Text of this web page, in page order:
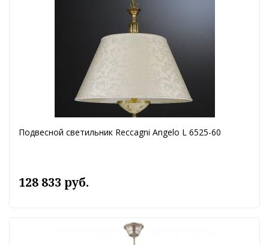
Подвесной светильник Reccagni Angelo L 6525-60
128 833 руб.